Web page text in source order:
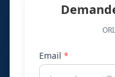
Email *